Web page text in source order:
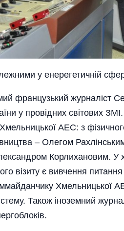
у енерегетичній
французький журналіст
у провідних світових ЗМІ.
АЕС: з
– Олегом
Корлихановим. У
візиту є вивчення
Хмельницької
Також іноземний